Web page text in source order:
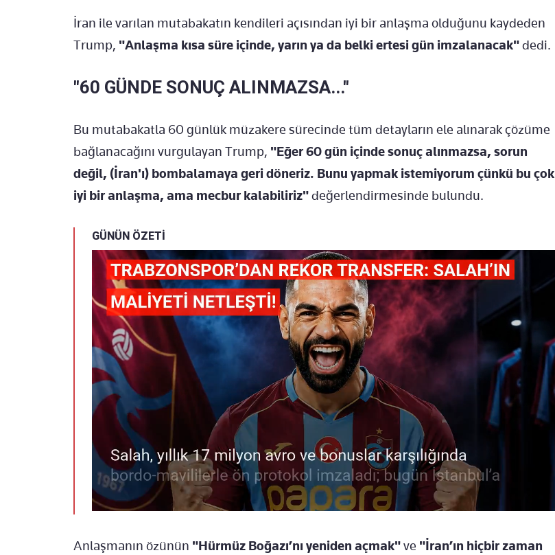
İran ile varılan mutabakatın kendileri açısından iyi bir anlaşma olduğunu kaydeden
Trump, "Anlaşma kısa süre içinde, yarın ya da belki ertesi gün imzalanacak"dedi.
"60 GÜNDE SONUÇ ALINMAZSA..."
Bu mutabakatla 60 günlük müzakere sürecinde tüm detayların ele alınarak çözüme
bağlanacağını vurgulayan Trump, "Eğer 60 gün içinde sonuç alınmazsa, sorun
değil, (İran'ı) bombalamaya geri döneriz. Bunu yapmak istemiyorum çünkü bu çok
iyi bir anlaşma, ama mecbur kalabiliriz"değerlendirmesinde bulundu.
GÜNÜN ÖZETİ
Anlaşmanın özünün "Hürmüz Boğazı’nı yeniden açmak"ve "İran’ın hiçbir zaman